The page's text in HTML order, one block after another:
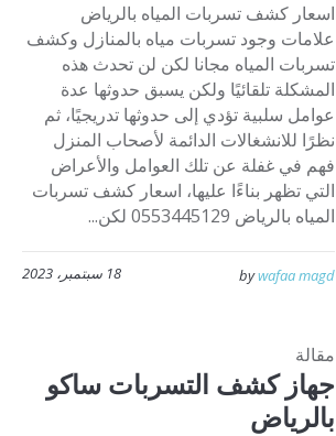
اسعار كشف تسربات المياه بالرياض
علامات وجود تسربات مياه بالمنازل وكشف
تسربات المياه مجانا لكن لن تحدث هذه
المشكلة تلقائيًا ولكن يسبق حدوثها عدة
عوامل سلبية تؤدي إلى حدوثها تدريجيًا، ثم
نظرًا للانشغالات الدائمة لأصحاب المنزل
فهم في غفلة عن تلك العوامل والأعراض
التي تظهر بناءًا عليها، اسعار كشف تسربات
المياه بالرياض 0553445129 لكن...
18 سبتمبر، 2023 bywafaa magd
مقالة
جهاز كشف التسربات ساكو
بالرياض